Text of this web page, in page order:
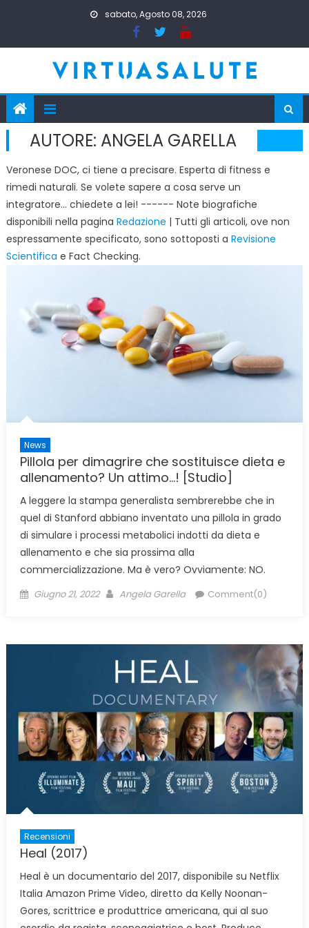
sabato, Agosto 08, 2026
AUTORE: ANGELA GARELLA
Veronese DOC, ci tiene a precisare. Esperta di fitness e
rimedi naturali. Se volete sapere a cosa serve un
integratore... chiedete a lei! ------ Note biografiche
disponibili nella pagina Redazione | Tutti gli articoli, ove non
espressamente specificato, sono sottoposti a Revisione
Scientifica e Fact Checking.
News
Pillola per dimagrire che sostituisce dieta e
allenamento? Un attimo…! [Studio]
A leggere la stampa generalista sembrerebbe che in
quel di Stanford abbiano inventato una pillola in grado
di simulare i processi metabolici indotti da dieta e
allenamento e che sia prossima alla
commercializzazione. Ma è vero? Ovviamente: NO.
Posted
Giugno 21, 2022 Author
Angela Garella Comment(0)
Recensioni
Heal (2017)
Heal è un documentario del 2017, disponibile su Netflix
Italia Amazon Prime Video, diretto da Kelly Noonan-
Gores, scrittrice e produttrice americana, qui al suo